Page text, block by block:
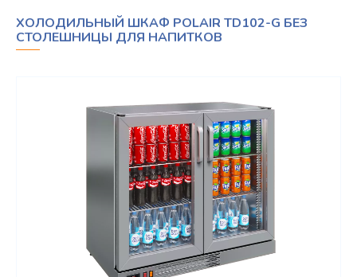
Режим работы:Пн..Пт: 9.00-18.00
ХОЛОДИЛЬНЫЙ ШКАФ POLAIR TD102-G БЕЗ
СТОЛЕШНИЦЫ ДЛЯ НАПИТКОВ